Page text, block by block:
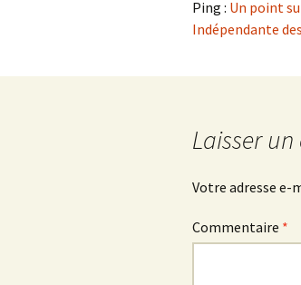
Ping : Un point
Indépendante
Laisser
Votre adresse e-
Commentaire *